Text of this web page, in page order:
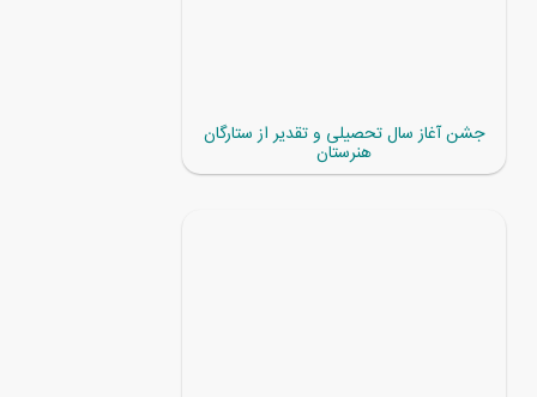
جشن آغاز سال تحصیلی و تقدیر از ستارگان
هنرستان